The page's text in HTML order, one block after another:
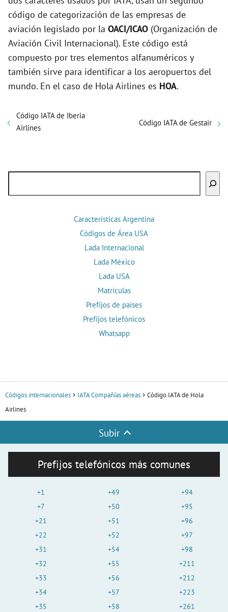
código de categorización de las empresas de
aviación legislado por la OACI/ICAO (Organización de
Aviación Civil Internacional). Este código está
compuesto por tres elementos alfanuméricos y
también sirve para identificar a los aeropuertos del
mundo. En el caso de Hola Airlines es HOA.
Código IATA de Iberia
Airlines
Código IATA de Gestair
Características Argentina
Códigos de Área USA
Lada Internacional
Lada México
Lada USA
Matrículas
Prefijos de países
Prefijos telefónicos
Whatsapp
Códigos internacionales IATA Compañías aéreas
Código IATA de Hola
Airlines
Subir
Prefijos telefónicos más comunes
+1
+7
+21
+22
+31
+32
+33
+34
+35
+49
+50
+51
+52
+54
+55
+56
+57
+58
+94
+95
+96
+97
+98
+211
+212
+223
+261